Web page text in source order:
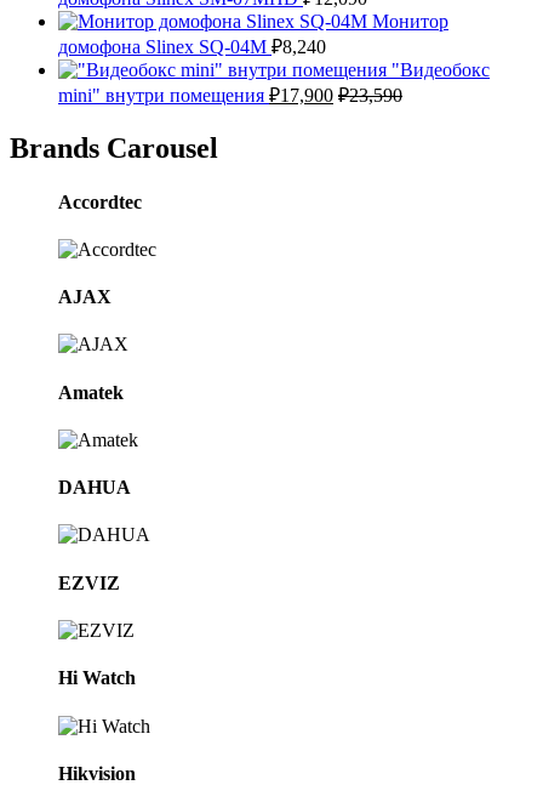
Монитор
домофона Slinex SQ-04M ₽8,240
"Видеобокс
mini" внутри помещения ₽17,900 ₽23,590
Brands Carousel
Accordtec
AJAX
Amatek
DAHUA
EZVIZ
Hi Watch
Hikvision